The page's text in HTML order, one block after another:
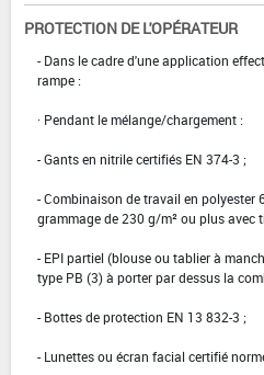
PROTECTION DE L'OPÉRATEUR
- Dans le cadre d'une application
rampe :
· Pendant le mélange/chargement :
- Gants en nitrile certifiés EN 374-3 ;
- Combinaison de travail en polyester
grammage de 230 g/m² ou plus avec
- EPI partiel (blouse ou tablier à
type PB (3) à porter par dessus la
- Bottes de protection EN 13 832-3 ;
- Lunettes ou écran facial certifié